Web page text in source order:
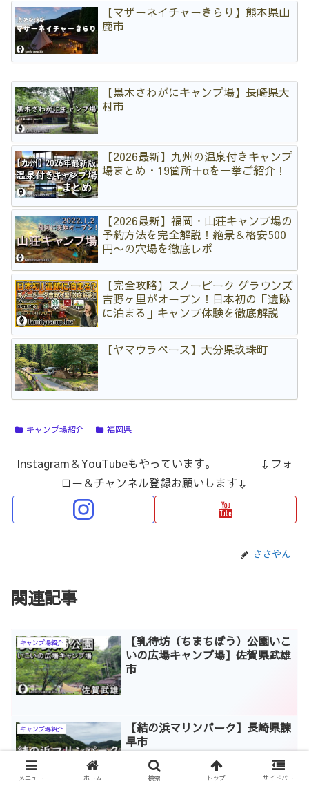
【マザーネイチャーきらり】熊本県山
鹿市
【黒木さわがにキャンプ場】長崎県大
村市
【2026最新】九州の温泉付きキャンプ
場まとめ・19箇所＋αを一挙ご紹介！
【2026最新】福岡・山荘キャンプ場の
予約方法を完全解説！絶景＆格安500
円〜の穴場を徹底レポ
【完全攻略】スノーピーク グラウンズ
吉野ヶ里がオープン！日本初の「遺跡
に泊まる」キャンプ体験を徹底解説
【ヤマウラベース】大分県玖珠町
キャンプ場紹介 福岡県
Instagram＆YouTubeもやっています。 ⇩フォ
ロー＆チャンネル登録お願いします⇩
ささやん
関連記事
キャンプ場紹介
【乳待坊（ちまちぼう）公園いこ
いの広場キャンプ場】佐賀県武雄
市
キャンプ場紹介
【結の浜マリンパーク】長崎県諫
早市
メニュー ホーム 検索 トップ サイドバー